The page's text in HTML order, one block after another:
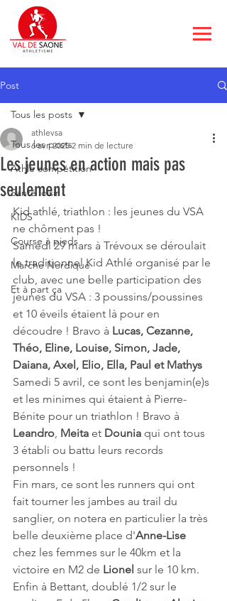
Post
Tous les posts
Athle compétition
Santé loisir
KIDS
Course à pieds
Marche Nordique
Et à part ça
Tous les posts
Les jeunes en action mais pas
seulement
athlevsa
6 avr. 2025 2 min de lecture
Kid athlé, triathlon : les jeunes du VSA
ne chôment pas !
Samedi 29 mars à Trévoux se déroulait
le traditionnel Kid Athlé organisé par le
club, avec une belle participation des
jeunes du VSA : 3 poussins/poussines
et 10 éveils étaient là pour en
découdre ! Bravo à Lucas, Cezanne,
Théo, Eline, Louise, Simon, Jade,
Daiana, Axel, Elio, Ella, Paul et Mathys
Samedi 5 avril, ce sont les benjamin(e)s
et les minimes qui étaient à Pierre-
Bénite pour un triathlon ! Bravo à
Leandro, Meita et Dounia qui ont tous
3 établi ou battu leurs records
personnels !
Fin mars, ce sont les runners qui ont
fait tourner les jambes au trail du
sanglier, on notera en particulier la très
belle deuxième place d'Anne-Lise
chez les femmes sur le 40km et la
victoire en M2 de Lionel sur le 10 km.
Enfin à Bettant, doublé 1/2 sur le